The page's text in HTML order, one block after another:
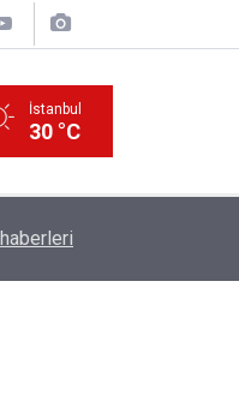
İstanbul
30 °C
Okulları Belli Oldu!
haberleri